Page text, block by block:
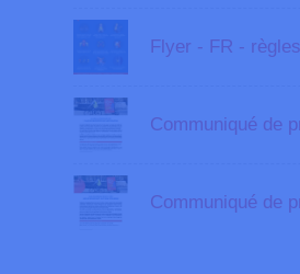
Flyer - FR -
Communiqué de
Communiqué de